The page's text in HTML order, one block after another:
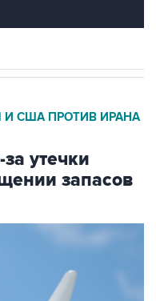
И США ПРОТИВ ИРАНА
утечки
запасов